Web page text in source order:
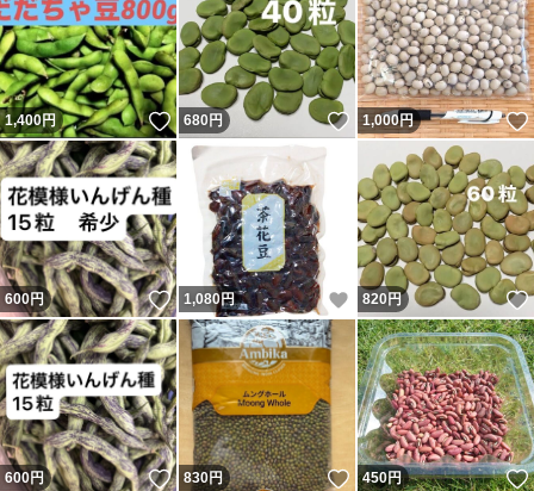
1,400円 いいね！
680円 いいね！
1,000円
600円 いいね！
1,080円 いいね！
820円
600円 いいね！
830円 いいね！
450円